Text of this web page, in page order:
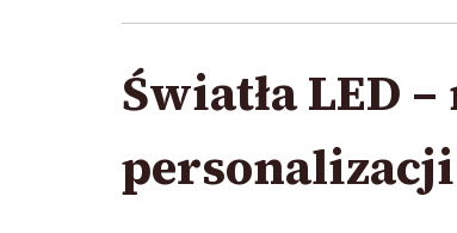
Światła LED
personalizacji